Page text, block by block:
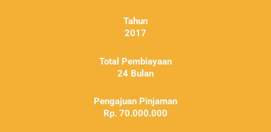
Tahun
2017
Total Pembiayaan
24 Bulan
Pengajuan Pinjaman
Rp. 70.000.000